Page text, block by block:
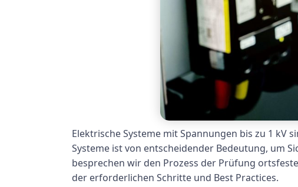
Elektrische Systeme mit Spannungen bis zu 1 kV
Systeme ist von entscheidender Bedeutung, um
besprechen wir den Prozess der Prüfung
der erforderlichen Schritte und Best Practices.